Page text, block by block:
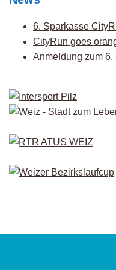
6. Sparkasse
CityRun goes
Anmeldung zum